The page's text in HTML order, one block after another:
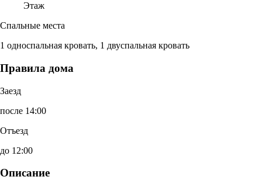
Этаж
Спальные места
1 односпальная кровать, 1 двуспальная кровать
Правила дома
Заезд
после 14:00
Отъезд
до 12:00
Описание